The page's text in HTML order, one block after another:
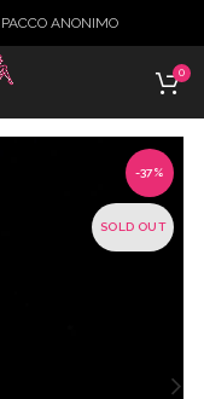
ANONIMO
0
-37%
SOLD OUT